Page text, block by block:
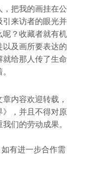
把我的画挂在公
引来访者的眼光并
呢？收藏者就有机
及画所要表达的
给那人传了生命
章内容欢迎转载，
，并且不得对原
们的劳动成果。
如有进一步合作需